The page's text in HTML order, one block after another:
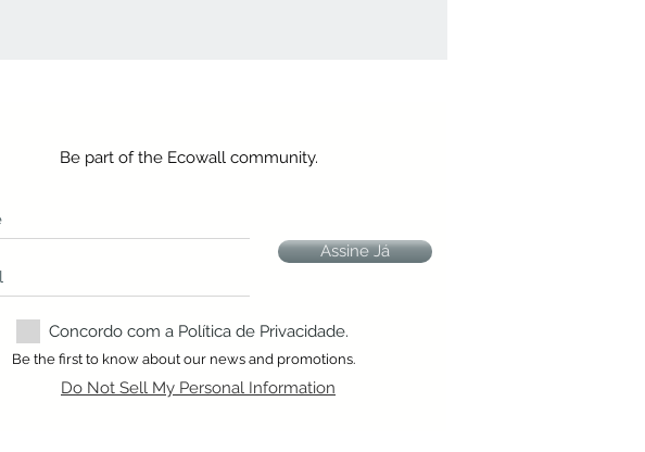
Be part of the Ecowall community.
Assine Já
Concordo com a Política de Privacidade.
Be the first to know about our news and promotions.
Do Not Sell My Personal Information